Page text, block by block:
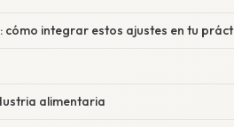
cómo integrar estos ajustes en tu
alimentaria